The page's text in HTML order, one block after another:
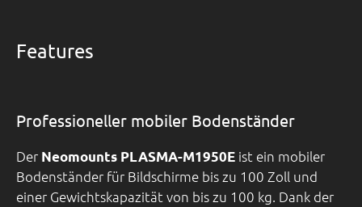
Features
Professioneller mobiler Bodenständer
Der Neomounts PLASMA-M1950E ist ein mobiler
Bodenständer für Bildschirme bis zu 100 Zoll und
einer Gewichtskapazität von bis zu 100 kg. Dank der